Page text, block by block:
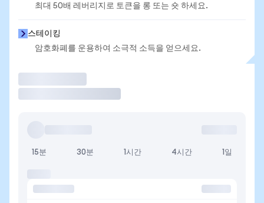
최대 50배 레버리지로 토큰을 롱 또는 숏 하세요.
스테이킹
암호화폐를 운용하여 소극적 소득을 얻으세요.
15분 30분 1시간 4시간 1일